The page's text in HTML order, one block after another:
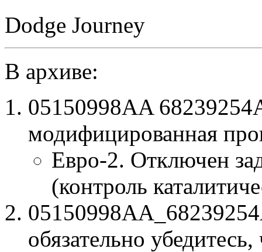
Dodge Journey
В архиве:
05150998AA
модифицированная
Евро-2. Отключен
(контроль
обязательно